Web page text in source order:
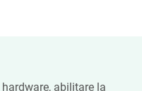
abilitare la